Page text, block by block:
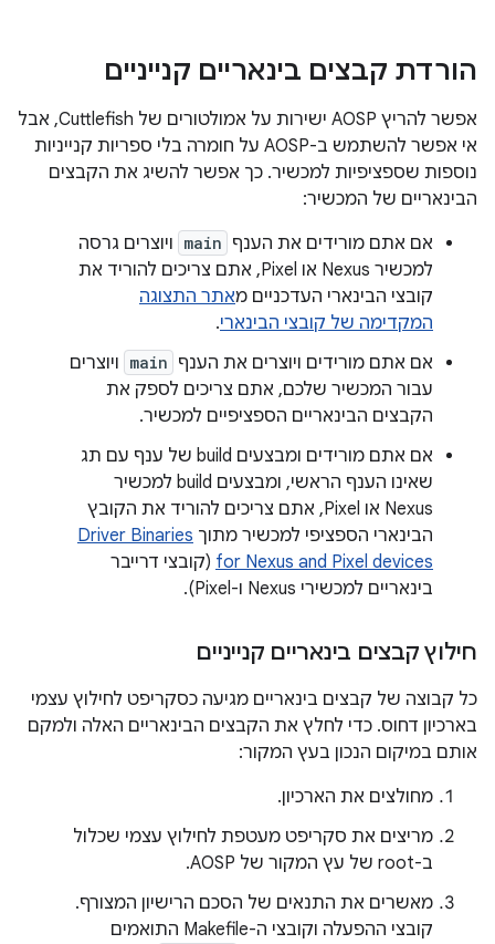
הורדת קבצים בינאריים קנייניים
אפשר להריץ AOSP ישירות על אמולטורים של Cuttlefish, אבל
אי אפשר להשתמש ב-AOSP על חומרה בלי ספריות קנייניות
נוספות שספציפיות למכשיר. כך אפשר להשיג את הקבצים
הבינאריים של המכשיר:
אם אתם מורידים את הענף main ויוצרים גרסה
למכשיר Nexus או Pixel, אתם צריכים להוריד את
קובצי הבינארי העדכניים מאתר התצוגה
המקדימה של קובצי הבינארי.
אם אתם מורידים ויוצרים את הענף main ויוצרים
עבור המכשיר שלכם, אתם צריכים לספק את
הקבצים הבינאריים הספציפיים למכשיר.
אם אתם מורידים ומבצעים build של ענף עם תג
שאינו הענף הראשי, ומבצעים build למכשיר
Nexus או Pixel, אתם צריכים להוריד את הקובץ
הבינארי הספציפי למכשיר מתוך Driver Binaries
for Nexus and Pixel devices (קובצי דרייבר
בינאריים למכשירי Nexus ו-Pixel).
חילוץ קבצים בינאריים קנייניים
כל קבוצה של קבצים בינאריים מגיעה כסקריפט לחילוץ עצמי
בארכיון דחוס. כדי לחלץ את הקבצים הבינאריים האלה ולמקם
אותם במיקום הנכון בעץ המקור:
מחולצים את הארכיון.
מריצים את סקריפט מעטפת לחילוץ עצמי שכלול
ב-root של עץ המקור של AOSP.
מאשרים את התנאים של הסכם הרישיון המצורף.
קובצי ההפעלה וקובצי ה-Makefile התואמים